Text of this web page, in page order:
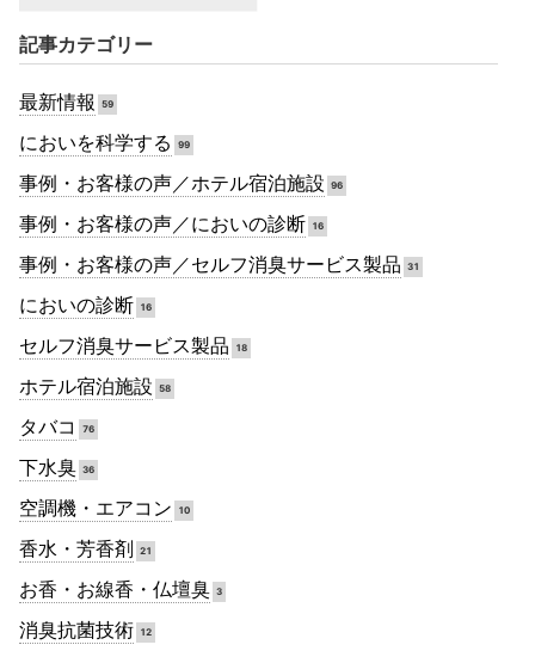
記事カテゴリー
最新情報 59
においを科学する 99
事例・お客様の声／ホテル宿泊施設 96
事例・お客様の声／においの診断 16
事例・お客様の声／セルフ消臭サービス製品 31
においの診断 16
セルフ消臭サービス製品 18
ホテル宿泊施設 58
タバコ 76
下水臭 36
空調機・エアコン 10
香水・芳香剤 21
お香・お線香・仏壇臭 3
消臭抗菌技術 12